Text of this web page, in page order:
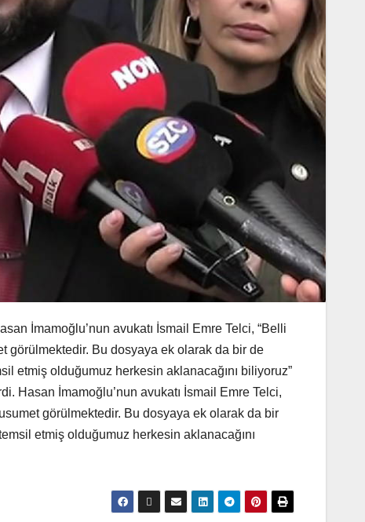
İmamoğlu’nun avukatı İsmail Emre Telci, “Belli
görülmektedir. Bu dosyaya ek olarak da bir de
etmiş olduğumuz herkesin aklanacağını biliyoruz”
Hasan İmamoğlu’nun avukatı İsmail Emre Telci,
görülmektedir. Bu dosyaya ek olarak da bir
etmiş olduğumuz herkesin aklanacağını